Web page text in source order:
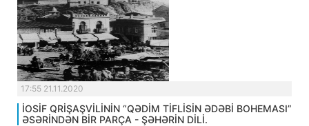
17:55 21.11.2020
İOSİF QRİŞAŞVİLİNİN “QƏDİM TİFLİSİN ƏDƏBİ BOHEMASI”
ƏSƏRİNDƏN BİR PARÇA - ŞƏHƏRİN DİLİ.